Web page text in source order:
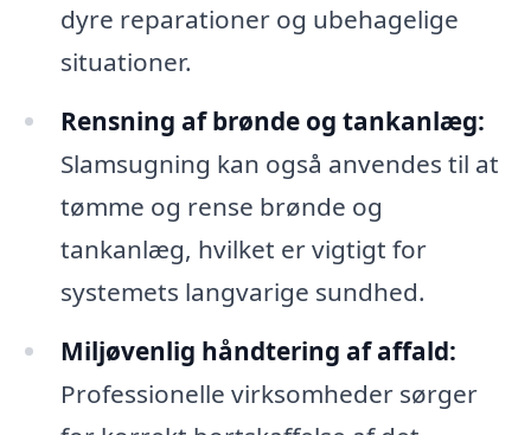
dyre reparationer og ubehagelige
situationer.
Rensning af brønde og tankanlæg:
Slamsugning kan også anvendes til at
tømme og rense brønde og
tankanlæg, hvilket er vigtigt for
systemets langvarige sundhed.
Miljøvenlig håndtering af affald:
Professionelle virksomheder sørger